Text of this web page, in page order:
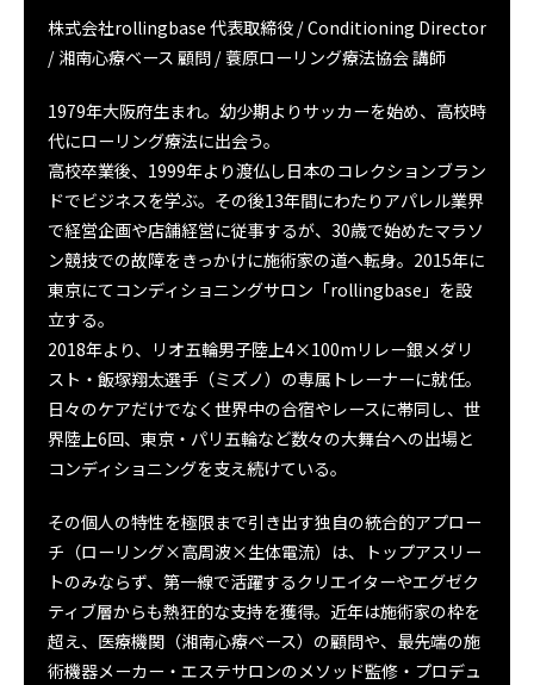
株式会社rollingbase 代表取締役 / Conditioning Director
/ 湘南心療ベース 顧問 / 蓑原ローリング療法協会 講師
1979年大阪府生まれ。幼少期よりサッカーを始め、高校時
代にローリング療法に出会う。
高校卒業後、1999年より渡仏し日本のコレクションブラン
ドでビジネスを学ぶ。その後13年間にわたりアパレル業界
で経営企画や店舗経営に従事するが、30歳で始めたマラソ
ン競技での故障をきっかけに施術家の道へ転身。2015年に
東京にてコンディショニングサロン「rollingbase」を設
立する。
2018年より、リオ五輪男子陸上4×100mリレー銀メダリ
スト・飯塚翔太選手（ミズノ）の専属トレーナーに就任。
日々のケアだけでなく世界中の合宿やレースに帯同し、世
界陸上6回、東京・パリ五輪など数々の大舞台への出場と
コンディショニングを支え続けている。
その個人の特性を極限まで引き出す独自の統合的アプロー
チ（ローリング×高周波×生体電流）は、トップアスリー
トのみならず、第一線で活躍するクリエイターやエグゼク
ティブ層からも熱狂的な支持を獲得。近年は施術家の枠を
超え、医療機関（湘南心療ベース）の顧問や、最先端の施
術機器メーカー・エステサロンのメソッド監修・プロデュ